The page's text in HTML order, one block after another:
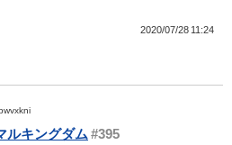
2020/07/28 11:24
ルキングダム#395